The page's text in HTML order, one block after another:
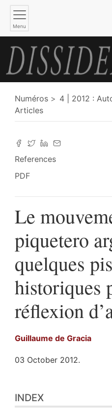
Menu
Numéros
4 | 2012 :
Articles
References
PDF
Le
piquetero
quelques
historiques
réflexion
Guillaume de Gracia
03 October 2012.
Outline
INDEX